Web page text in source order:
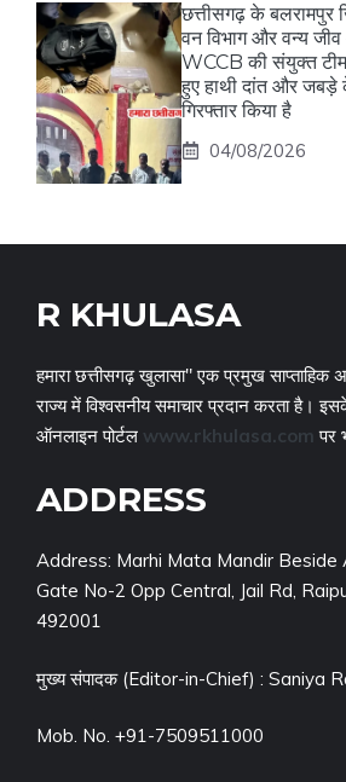
छत्तीसगढ़ के बलरामपुर
वन विभाग और वन्य जीव
WCCB की संयुक्त टीम
हुए हाथी दांत और
गिरफ्तार किया है
04/08/2026
R KHULASA
हमारा छत्तीसगढ़ खुलासा" एक प्रमुख साप्ताहिक
राज्य में विश्वसनीय समाचार प्रदान करता है।
ऑनलाइन पोर्टल www.rkhulasa.com पर
ADDRESS
Address: Marhi Mata Mandir
Gate No-2 Opp Central, Jail Rd,
492001
मुख्य संपादक (Editor-in-Chief) : Saniya
Mob. No. +91-7509511000